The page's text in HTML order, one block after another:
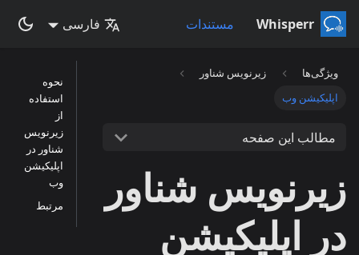
Whisperr مستندات فارسی
ویژگی‌ها
زیرنویس شناور
اپلیکیشن وب
مطالب این صفحه
زیرنویس شناور
در اپلیکیشن
نحوه
استفاده
از
زیرنویس
شناور در
اپلیکیشن
وب
مرتبط